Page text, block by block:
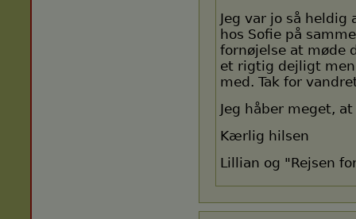
Jeg var jo så
hos Sofie på
fornøjelse at møde
et rigtig dejligt
med. Tak for
Jeg håber meget,
Kærlig hilsen
Lillian og "Rejsen